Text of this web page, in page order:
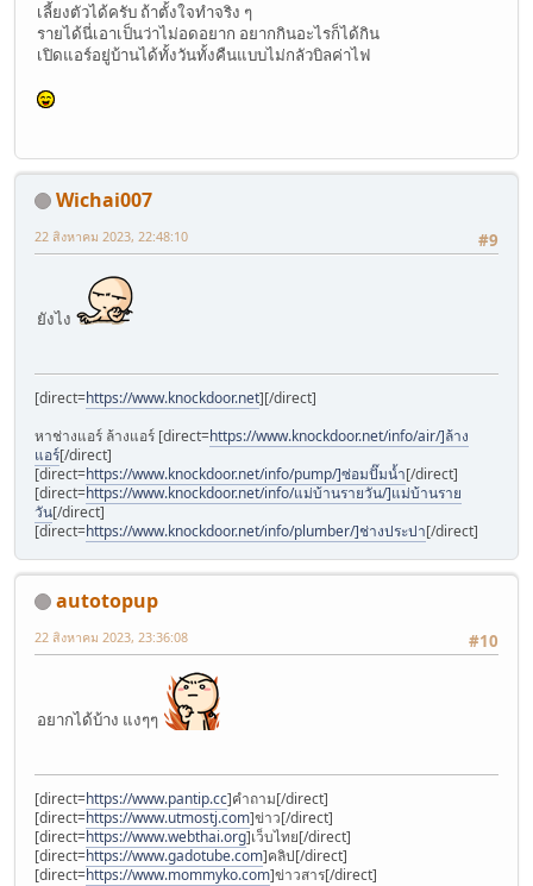
เลี้ยงตัวได้ครับ ถ้าตั้งใจทำจริง ๆ
รายได้นี่เอาเป็นว่าไม่อดอยาก อยากกินอะไรก็ได้กิน
เปิดแอร์อยู่บ้านได้ทั้งวันทั้งคืนแบบไม่กลัวบิลค่าไฟ
Wichai007
#9
22 สิงหาคม 2023, 22:48:10
ยังไง
[direct=https://www.knockdoor.net][/direct]
หาช่างแอร์ ล้างแอร์ [direct=https://www.knockdoor.net/info/air/]ล้าง
แอร์[/direct]
[direct=https://www.knockdoor.net/info/pump/]ซ่อมปั๊มน้ำ[/direct]
[direct=https://www.knockdoor.net/info/แม่บ้านรายวัน/]แม่บ้านราย
วัน[/direct]
[direct=https://www.knockdoor.net/info/plumber/]ช่างประปา[/direct]
autotopup
#10
22 สิงหาคม 2023, 23:36:08
อยากได้บ้าง แงๆๆ
[direct=https://www.pantip.cc]คำถาม[/direct]
[direct=https://www.utmostj.com]ข่าว[/direct]
[direct=https://www.webthai.org]เว็บไทย[/direct]
[direct=https://www.gadotube.com]คลิป[/direct]
[direct=https://www.mommyko.com]ข่าวสาร[/direct]